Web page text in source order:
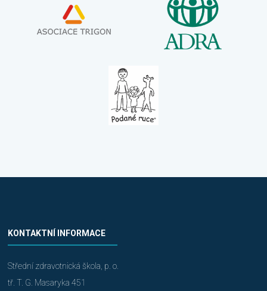
KONTAKTNÍ INFORMACE
Střední zdravotnická škola, p. o.
tř. T. G. Masaryka 451